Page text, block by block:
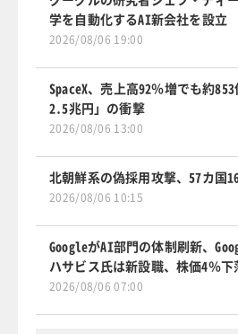
学を自動化するAI新会社を設立
2026/08/06 19:00
SpaceX、売上高92％増でも約
2.5兆円」の衝撃
2026/08/06 13:00
北朝鮮系の偽採用攻撃、57カ国
2026/08/06 10:15
GoogleがAI部門の体制刷新、
ハサビス氏は新設職、株価4％下
2026/08/06 07:00